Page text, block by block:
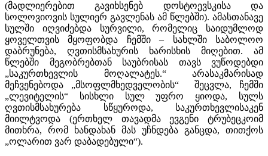
(მადლიერებით გავიხსენებ დოსტოევსკისა და
სოლოვიოვის სულიერ გავლენას ამ წლებში). ამასთანავე
სულში იღვიძებდა სურვილი, რომელიც საიდუმლოდ
ყოველთვის მყოფობდა ჩემში – სახლში საბოლოო
დაბრუნება, ღვთისმსახურის ხარისხის მიღებით. ამ
წლებში მეგობრებთან საუბრისას თავს ვუწოდებდი
„საკურთხევლის მოღალატეს.“ არასაკმარისად
მეჩვენებოდა „მსოფლმხედველობის“ შეცვლა, ჩემში
„ლევიტელის“ სისხლი სულ უფრო ყიოდა, სულს
ღვთისმსახურება სწყუროდა, საკურთხევლისაკენ
მიილტვოდა (ერთხელ თავადმა ევგენი ტრუბეცკოიმ
მითხრა, რომ ხანდახან მას უჩნდება განცდა, თითქოს
„ოლარით ვარ დაბადებული“).